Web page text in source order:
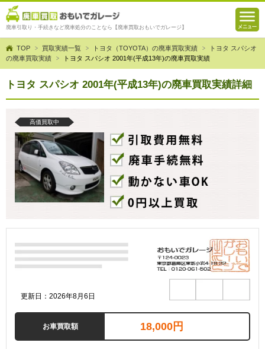
廃車引取り・手続きなど廃車処分のことなら【廃車買取おもいでガレージ】
TOP 買取実績一覧 トヨタ（TOYOTA）の廃車買取実績
トヨタ スパシオ
の廃車買取実績
トヨタ スパシオ 2001年(平成13年)の廃車買取実績
トヨタ スパシオ 2001年(平成13年)の廃車買取実績詳細
高価買取中
更新日：2026年8月6日
お車買取額 18,000円